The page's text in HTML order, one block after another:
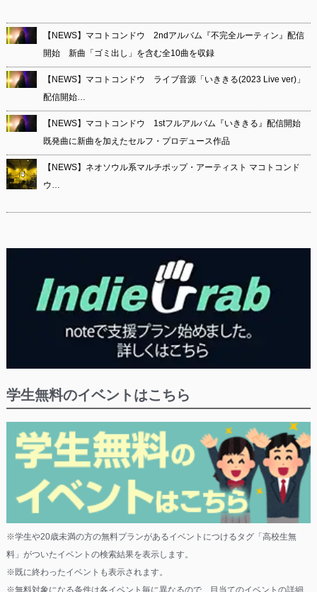
【NEWS】マコトコンドウ 2ndアルバム『不完全ルーティン』配信
開始 新曲「ゴミ出し」を含む全10曲を収録
【NEWS】マコトコンドウ ライブ音源「いききる(2023 Live ver)」
配信開始…
【NEWS】マコトコンドウ 1stフルアルバム『いききる』配信開始
既発曲に新曲を加えたセルフ・プロデュース作品
【NEWS】ネオソウル系マルチポップ・アーティスト マコトコンド
ウ…
学生無料のイベントはこちら
※学生や20歳未満の方の無料プランがあるイベントにつけるタグ「高校生無
料」がついたイベントの検索結果を表示します。
※既に終わったイベントも表示されます。
※無料対象になる条件は各イベント毎に異なるので、目当てのイベントの詳細